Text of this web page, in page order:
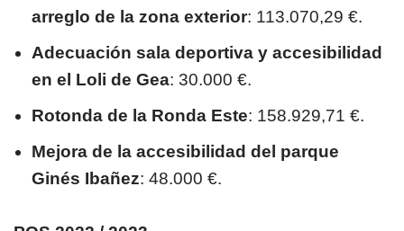
arreglo de la zona exterior: 113.070,29 €.
Adecuación sala deportiva y accesibilidad
en el Loli de Gea: 30.000 €.
Rotonda de la Ronda Este: 158.929,71 €.
Mejora de la accesibilidad del parque
Ginés Ibañez: 48.000 €.